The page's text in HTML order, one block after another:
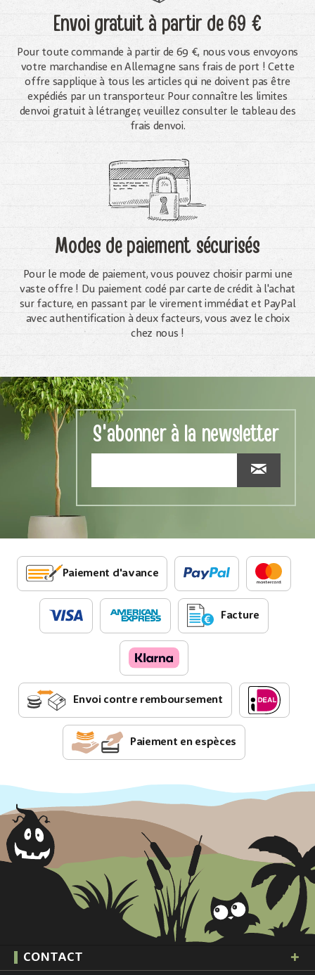
Envoi gratuità partir de 69 €
Pour toute commande à partir de 69 €, nous vous envoyons
votre marchandise en Allemagne sans frais de port ! Cette
offre sapplique à tous les articles qui ne doivent pas être
expédiés par un transporteur. Pour connaître les limites
denvoi gratuit à létranger, veuillez consulter le tableau des
frais denvoi.
Modes de paiement sécurisés
Pour le mode de paiement, vous pouvez choisir parmi une
vaste offre ! Du paiement codé par carte de crédit à l'achat
sur facture, en passant par le virement immédiat et PayPal
avec authentification à deux facteurs, vous avez le choix
chez nous !
S'abonner à la newsletter
Paiement d'avance
Facture
Envoi contre remboursement
Paiement en espèces
CONTACT